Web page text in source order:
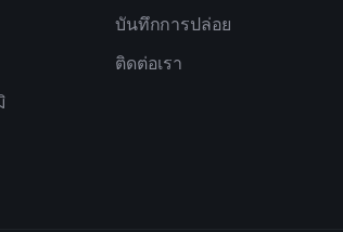
บันทึกการปล่อย
ติดต่อเรา